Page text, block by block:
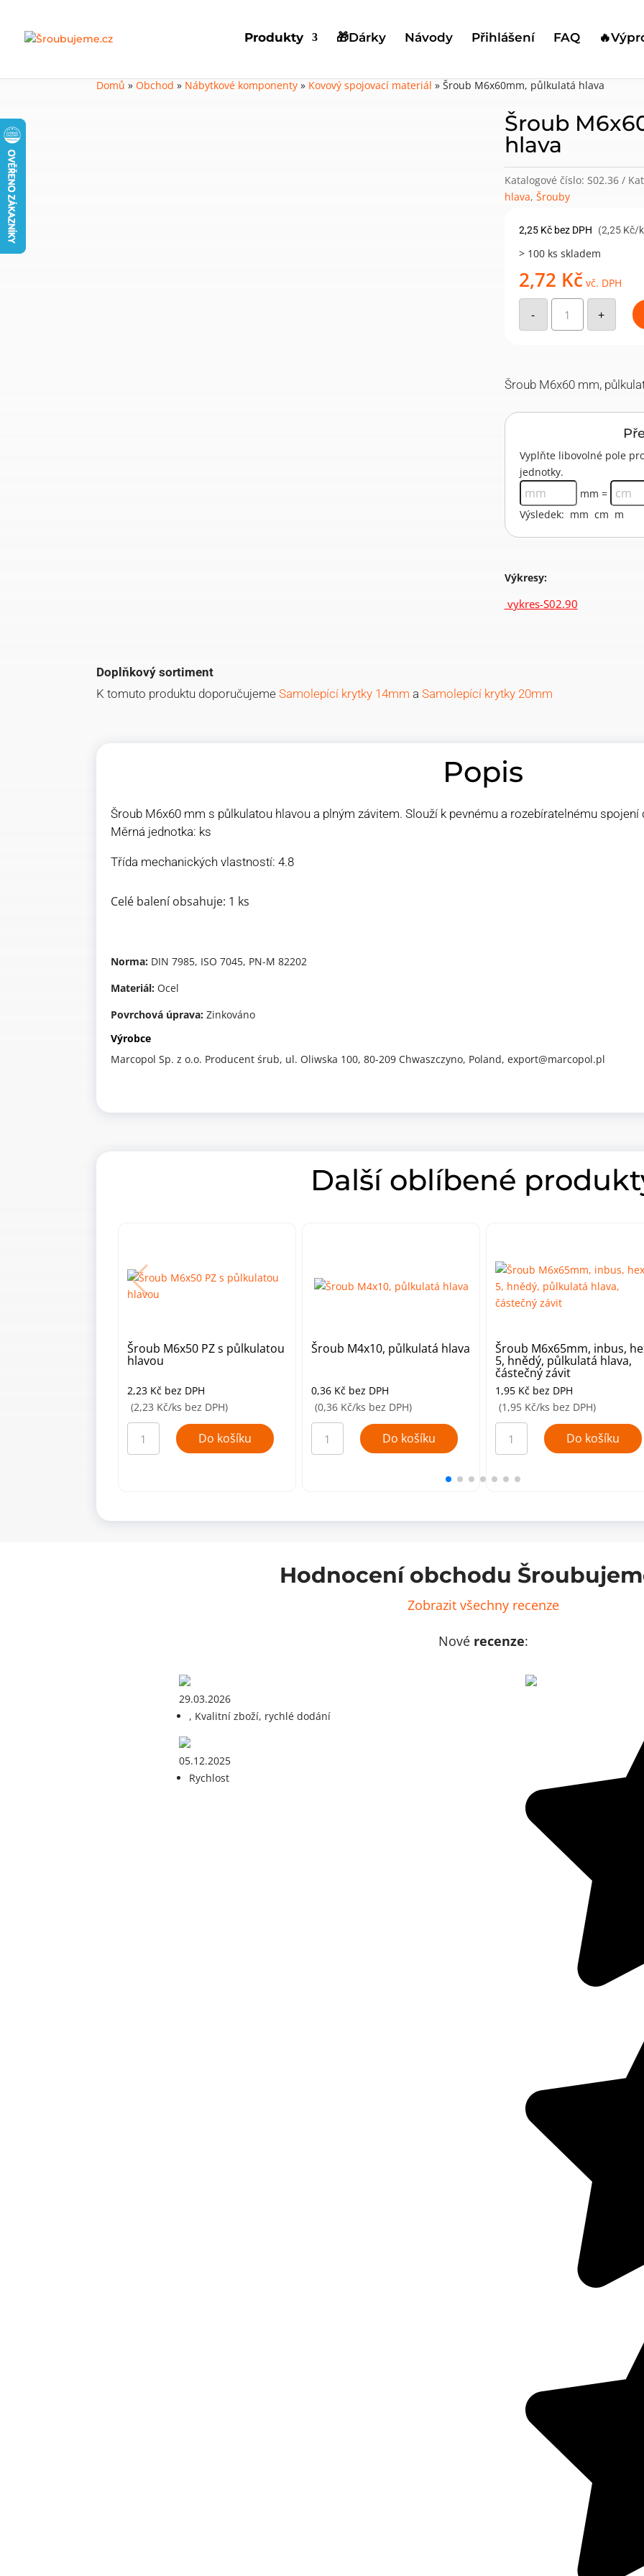
Produkty 🎁Dárky Návody Přihlášení FAQ
Domů »Obchod » Nábytkové komponenty » Kovový spojovací materiál »Šroub M6x60mm, půlkulatá hlava
Šroub
hlava
Katalogové číslo: S02.36
hlava, Šrouby
2,25 Kč bez DPH (2,25 Kč/
> 100 ks skladem
2,72 Kč vč. DPH
-
Šroub
M6x60mm,
půlkulatá
hlava
+
Šroub M6x60 mm,
Vyplňte libovolné pole
jednotky.
mm =
Výsledek: mm cm m
Výkresy:
vykres-S02.90
Doplňkový sortiment
K tomuto produktu doporučujemeSamolepící krytky 14mm aSamolepící krytky 20mm
Popis
Šroub M6x60 mm s půlkulatou hlavou a plným závitem. Slouží k pevnému a rozebíratelnému
Měrná jednotka: ks
Třída mechanických vlastností: 4.8
Celé balení obsahuje: 1 ks
Norma: DIN 7985, ISO 7045, PN-M 82202
Materiál: Ocel
Povrchová úprava: Zinkováno
Výrobce
Marcopol Sp. z o.o. Producent śrub, ul. Oliwska 100, 80-209 Chwaszczyno, Poland, export@marcopol.pl
Další oblíbené
Šroub M6x50 PZ s půlkulatou
hlavou
2,23 Kč bez DPH
(2,23 Kč/ks bez DPH)
Šroub
M6x50
s
Do košíku
Šroub M4x10, půlkulatá hlava
0,36 Kč bez DPH
(0,36 Kč/ks bez DPH)
Šroub
M4x10,
půlkulatá
hlava
Do košíku
Šroub M6x65mm, inbus,
5, hnědý, půlkulatá hlava,
částečný závit
1,95 Kč bez DPH
(1,95 Kč/ks bez DPH)
Šroub
M6x65mm,
inbus,
hex
hnědý,
půlkulatá
Do košíku
Hodnocení obchodu
Zobrazit všechny recenze
Nové recenze:
29.03.2026
, Kvalitní zboží, rychlé dodání
05.12.2025
Rychlost